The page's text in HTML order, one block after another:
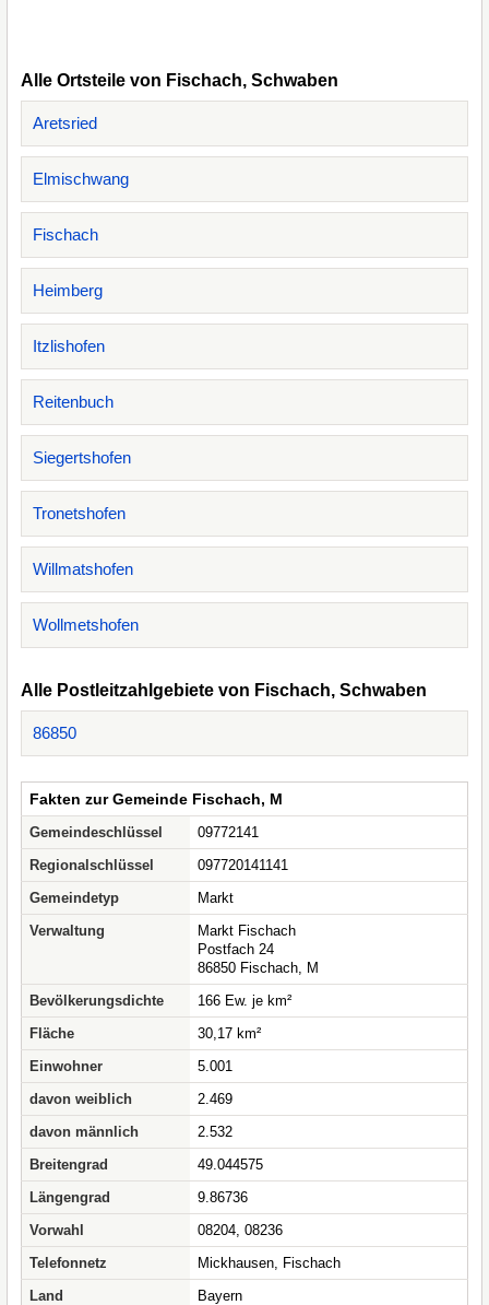
Alle Ortsteile von Fischach, Schwaben
Aretsried
Elmischwang
Fischach
Heimberg
Itzlishofen
Reitenbuch
Siegertshofen
Tronetshofen
Willmatshofen
Wollmetshofen
Alle Postleitzahlgebiete von Fischach, Schwaben
86850
Fakten zur Gemeinde Fischach, M
Gemeindeschlüssel
09772141
Regionalschlüssel
097720141141
Gemeindetyp
Markt
Verwaltung
Markt Fischach
Postfach 24
86850 Fischach, M
Bevölkerungsdichte
166 Ew. je km²
Fläche
30,17 km²
Einwohner
5.001
davon weiblich
2.469
davon männlich
2.532
Breitengrad
49.044575
Längengrad
9.86736
Vorwahl
08204, 08236
Telefonnetz
Mickhausen, Fischach
Land
Bayern